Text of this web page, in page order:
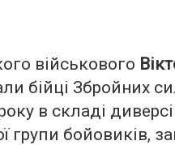
військового
бійці Збройних
в складі
групи бойовиків,